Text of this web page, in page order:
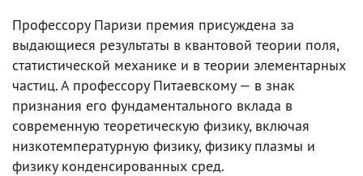
Профессору Паризи премия присуждена за
выдающиеся результаты в квантовой теории поля,
статистической механике и в теории элементарных
частиц. А профессору Питаевскому — в знак
признания его фундаментального вклада в
современную теоретическую физику, включая
низкотемпературную физику, физику плазмы и
физику конденсированных сред.